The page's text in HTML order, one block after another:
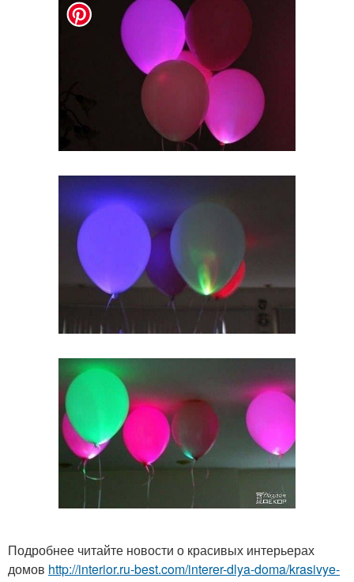
Подробнее читайте новости о красивых интерьерах
домов http://interior.ru-best.com/interer-dlya-doma/krasivye-